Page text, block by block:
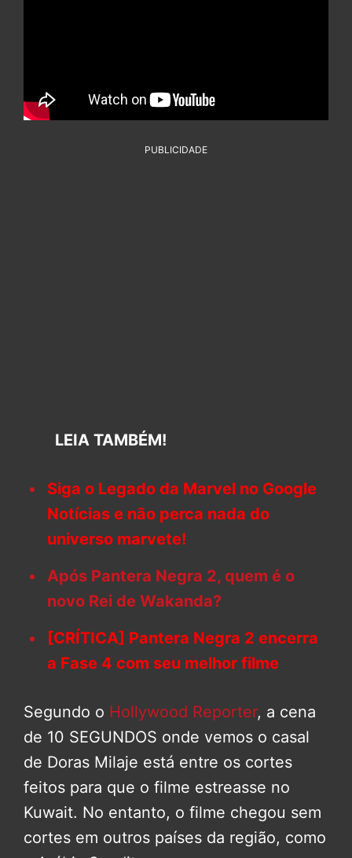
PUBLICIDADE
LEIA TAMBÉM!
Siga o Legado da Marvel no Google
Notícias e não perca nada do
universo marvete!
Após Pantera Negra 2, quem é o
novo Rei de Wakanda?
[CRÍTICA] Pantera Negra 2 encerra
a Fase 4 com seu melhor filme
Segundo o Hollywood Reporter, a cena
de 10 SEGUNDOS onde vemos o casal
de Doras Milaje está entre os cortes
feitos para que o filme estreasse no
Kuwait. No entanto, o filme chegou sem
cortes em outros países da região, como